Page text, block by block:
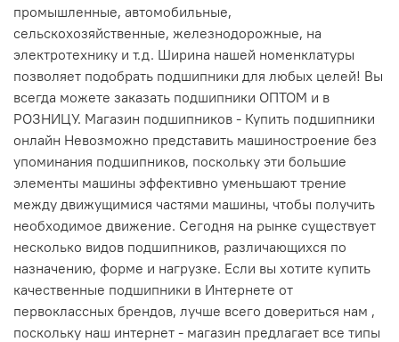
промышленные, автомобильные,
сельскохозяйственные, железнодорожные, на
электротехнику и т.д. Ширина нашей номенклатуры
позволяет подобрать подшипники для любых целей! Вы
всегда можете заказать подшипники ОПТОМ и в
РОЗНИЦУ. Магазин подшипников - Купить подшипники
онлайн Невозможно представить машиностроение без
упоминания подшипников, поскольку эти большие
элементы машины эффективно уменьшают трение
между движущимися частями машины, чтобы получить
необходимое движение. Сегодня на рынке существует
несколько видов подшипников, различающихся по
назначению, форме и нагрузке. Если вы хотите купить
качественные подшипники в Интернете от
первоклассных брендов, лучше всего довериться нам ,
поскольку наш интернет - магазин предлагает все типы